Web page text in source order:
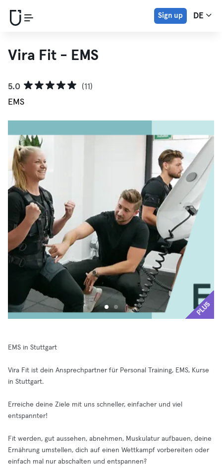
Sign up DE
Vira Fit - EMS
5.0
(11)
EMS
PLUS
EMS in Stuttgart
Vira Fit ist dein Ansprechpartner für Personal Training, EMS, Kurse
in Stuttgart.
Erreiche deine Ziele mit uns schneller, einfacher und viel
entspannter!
Fit werden, gut aussehen, abnehmen, Muskulatur aufbauen, deine
Ernährung umstellen, dich auf einen Wettkampf vorbereiten oder
einfach mal nur abschalten und entspannen?